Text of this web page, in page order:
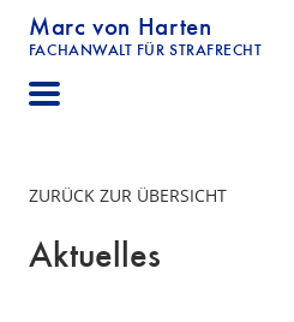
Marc von Harten
FACHANWALT FÜR STRAFRECHT
STRAFRECHT |
ZURÜCK ZUR ÜBERSICHT
Aktuelles